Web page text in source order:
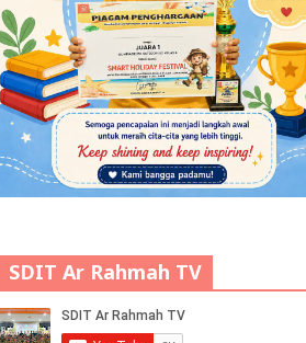
SDIT Ar Rahmah TV